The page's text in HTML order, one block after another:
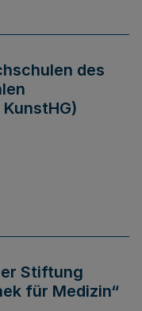
des
Stiftung
für Medizin“